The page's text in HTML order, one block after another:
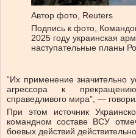
Автор фото, Reuters
Подпись к фото,
2025 году украинская
наступательные планы
“Их применение значительно
агрессора к
справедливого мира”, —
При этом источник
командном составе ВСУ
боевых действий